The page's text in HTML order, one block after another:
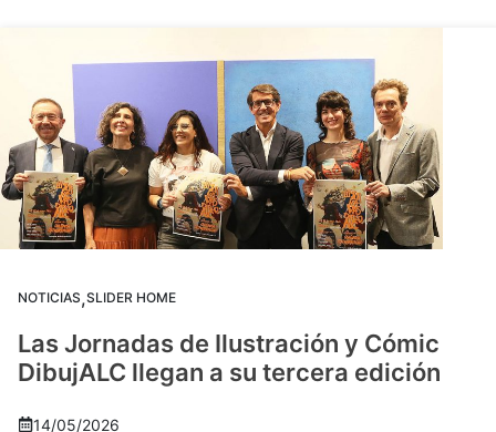
NOTICIAS,SLIDER HOME
Las Jornadas de Ilustración y Cómic
DibujALC llegan a su tercera edición
14/05/2026